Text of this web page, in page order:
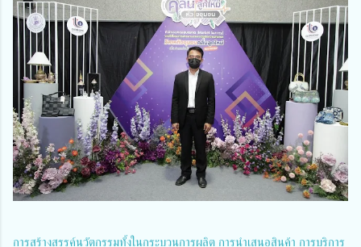
การสร้างสรรค์นวัตกรรมทั้งในกระบวนการผลิต การนำเสนอสินค้า การบริการ